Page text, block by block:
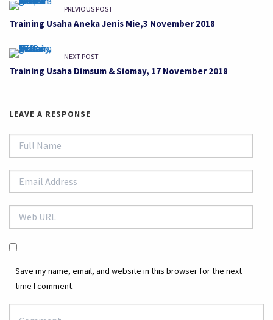
PREVIOUS POST
Training Usaha Aneka Jenis Mie,3 November 2018
NEXT POST
Training Usaha Dimsum & Siomay, 17 November 2018
LEAVE A RESPONSE
Save my name, email, and website in this browser for the next
time I comment.